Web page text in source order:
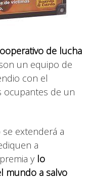
de lucha
un equipo de
con el
ocupantes de un
extenderá a
a
y lo
mundo a salvo